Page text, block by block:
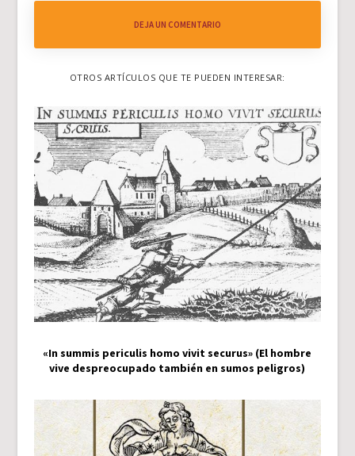
DEJA UN COMENTARIO
OTROS ARTÍCULOS QUE TE PUEDEN INTERESAR:
«In summis periculis homo vivit securus» (El hombre
vive despreocupado también en sumos peligros)